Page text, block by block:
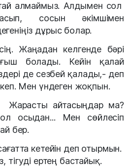
алмаймыз. Алдымен сол
сосын әкімшімен
дұрыс болар.
Жаңадан келгенде бәрі
болады. Кейін қалай
де сезбей қалады,- деп
Мен үндеген жоқпын.
Жарасты айтасыңдар ма?
ол осыдан... Мен сөйлесіп
бер.
кетейін деп отырмын.
тігуді ертең бастайық.